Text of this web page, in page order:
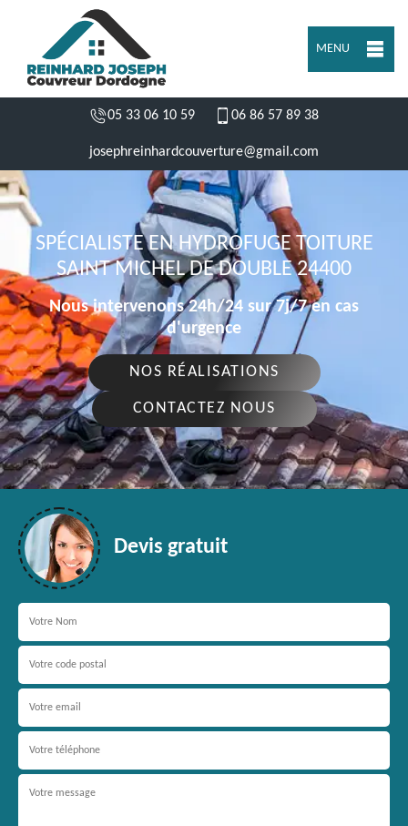
MENU
05 33 06 10 59 06 86 57 89 38
josephreinhardcouverture@gmail.com
SPÉCIALISTE EN HYDROFUGE TOITURE
SAINT MICHEL DE DOUBLE 24400
Nous intervenons 24h/24 sur 7j/7 en cas
d'urgence
NOS RÉALISATIONS
CONTACTEZ NOUS
Devis gratuit